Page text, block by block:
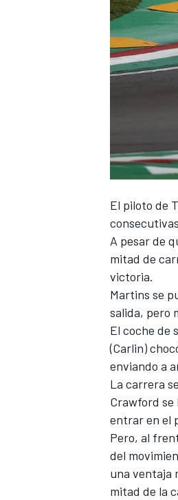
NASCAR CUP
FÓRMULA E
El piloto de
A pesar de
mitad de
victoria.
Martins se
salida, pero
El coche de
(Carlin)
enviando a
La carrera
Crawford se
entrar en el
Pero, al
del
una ventaja
mitad de la